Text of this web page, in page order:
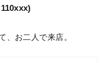
、お二人で来店。